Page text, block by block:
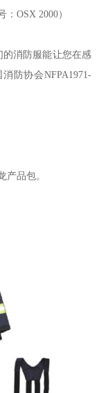
OSX 2000）
的消防服能让您在感
防协会NFPA1971-
产品包。